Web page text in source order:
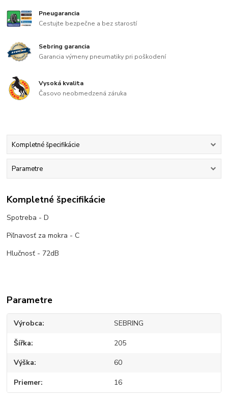
Pneugarancia
Cestujte bezpečne a bez starostí
Sebring garancia
Garancia výmeny pneumatiky pri poškodení
Vysoká kvalita
Časovo neobmedzená záruka
Kompletné špecifikácie
Parametre
Kompletné špecifikácie
Spotreba - D
Piľnavosť za mokra - C
Hlučnosť - 72dB
Parametre
Výrobca SEBRING
Šířka 205
Výška 60
Priemer 16